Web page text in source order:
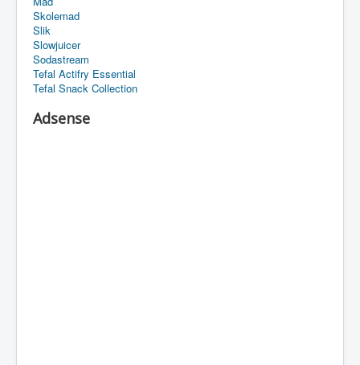
Skolemad
Slik
Slowjuicer
Sodastream
Tefal Actifry Essential
Tefal Snack Collection
Adsense